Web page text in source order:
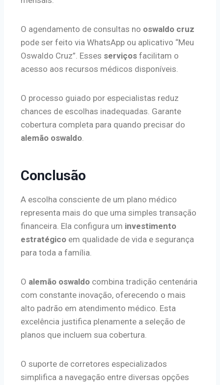
O agendamento de consultas no oswaldo cruz
pode ser feito via WhatsApp ou aplicativo “Meu
Oswaldo Cruz”. Esses serviços facilitam o
acesso aos recursos médicos disponíveis.
O processo guiado por especialistas reduz
chances de escolhas inadequadas. Garante
cobertura completa para quando precisar do
alemão oswaldo.
Conclusão
A escolha consciente de um plano médico
representa mais do que uma simples transação
financeira. Ela configura um investimento
estratégico em qualidade de vida e segurança
para toda a família.
O alemão oswaldo combina tradição centenária
com constante inovação, oferecendo o mais
alto padrão em atendimento médico. Esta
excelência justifica plenamente a seleção de
planos que incluem sua cobertura.
O suporte de corretores especializados
simplifica a navegação entre diversas opções